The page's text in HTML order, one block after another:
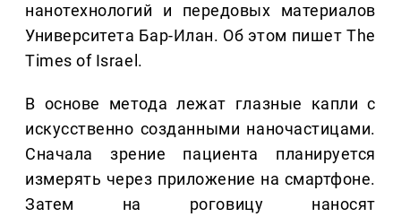
нанотехнологий и передовых материалов
Университета Бар-Илан. Об этом пишет The
Times of Israel.
В основе метода лежат глазные капли с
искусственно созданными наночастицами.
Сначала зрение пациента планируется
измерять через приложение на смартфоне.
Затем на роговицу наносят